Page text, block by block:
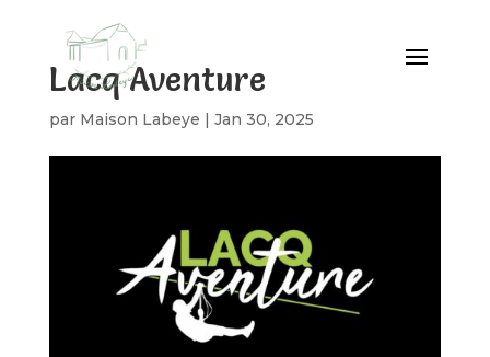
Lacq Aventure
par Maison Labeye | Jan 30, 2025